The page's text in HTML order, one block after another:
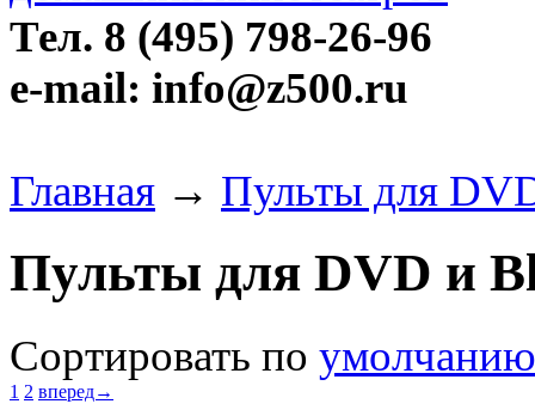
Тел. 8 (495) 798-26-96
e-mail: info@z500.ru
Главная → Пульты для
Пульты для DVD и
Сортировать по умолчанию
1 2 вперед→